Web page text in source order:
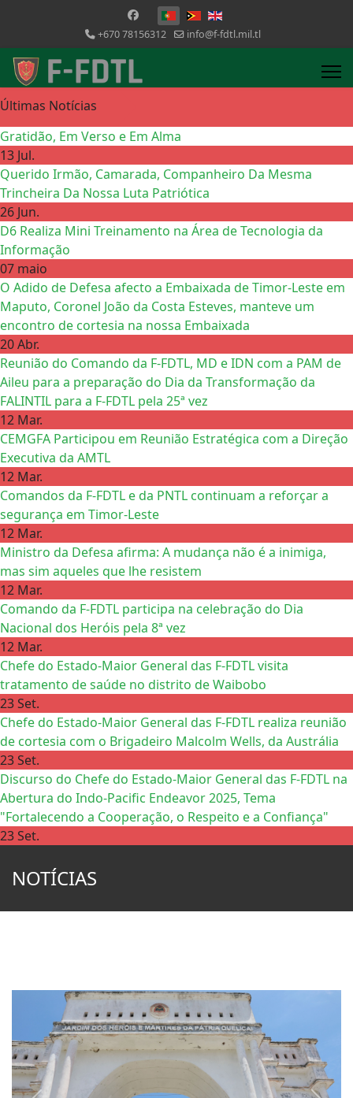
Escolha o seu idioma
+670 78156312 info@f-fdtl.mil.tl
Últimas Notícias
Gratidão, Em Verso e Em Alma
13 Jul.
Querido Irmão, Camarada, Companheiro Da Mesma
Trincheira Da Nossa Luta Patriótica
26 Jun.
D6 Realiza Mini Treinamento na Área de Tecnologia da
Informação
07 maio
O Adido de Defesa afecto a Embaixada de Timor-Leste em
Maputo, Coronel João da Costa Esteves, manteve um
encontro de cortesia na nossa Embaixada
20 Abr.
Reunião do Comando da F-FDTL, MD e IDN com a PAM de
Aileu para a preparação do Dia da Transformação da
FALINTIL para a F-FDTL pela 25ª vez
12 Mar.
CEMGFA Participou em Reunião Estratégica com a Direção
Executiva da AMTL
12 Mar.
Comandos da F-FDTL e da PNTL continuam a reforçar a
segurança em Timor-Leste
12 Mar.
Ministro da Defesa afirma: A mudança não é a inimiga,
mas sim aqueles que lhe resistem
12 Mar.
Comando da F-FDTL participa na celebração do Dia
Nacional dos Heróis pela 8ª vez
12 Mar.
Chefe do Estado-Maior General das F-FDTL visita
tratamento de saúde no distrito de Waibobo
23 Set.
Chefe do Estado-Maior General das F-FDTL realiza reunião
de cortesia com o Brigadeiro Malcolm Wells, da Austrália
23 Set.
Discurso do Chefe do Estado-Maior General das F-FDTL na
Abertura do Indo-Pacific Endeavor 2025, Tema
"Fortalecendo a Cooperação, o Respeito e a Confiança"
23 Set.
NOTÍCIAS